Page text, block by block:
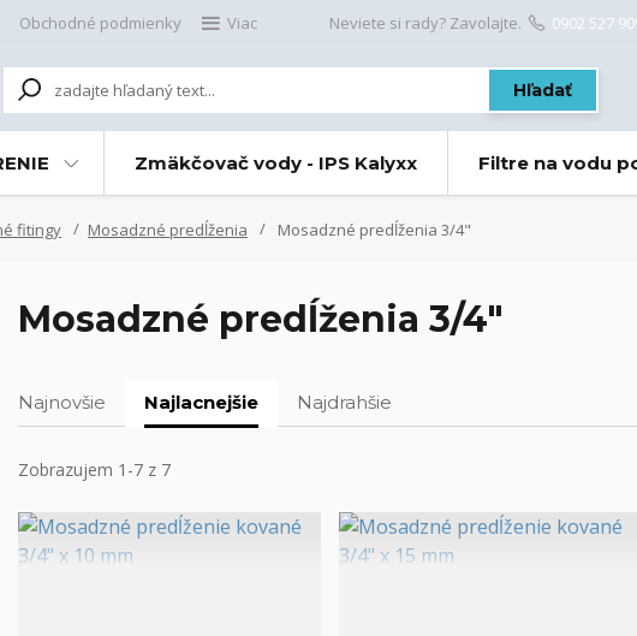
Obchodné podmienky Viac
Hľadať
Neviete si rady? Zavolajte. 0902 527
Zmäkčovač vody - IPS Kalyxx Filtre na vodu
fitingy Mosadzné predĺženia Mosadzné predĺženia 3/4"
Mosadzné predĺženia 3/4"
Najnovšie Najlacnejšie Najdrahšie
Zobrazujem 1-7 z 7